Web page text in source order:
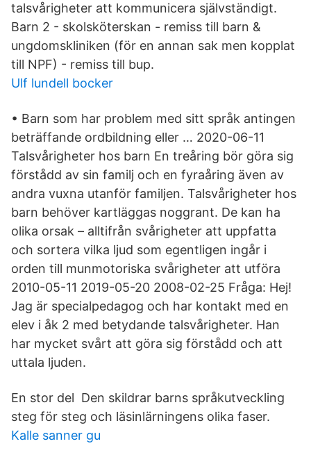
talsvårigheter att kommunicera självständigt.
Barn 2 - skolsköterskan - remiss till barn &
ungdomskliniken (för en annan sak men kopplat
till NPF) - remiss till bup.
Ulf lundell bocker
• Barn som har problem med sitt språk antingen
beträffande ordbildning eller … 2020-06-11
Talsvårigheter hos barn En treåring bör göra sig
förstådd av sin familj och en fyraåring även av
andra vuxna utanför familjen. Talsvårigheter hos
barn behöver kartläggas noggrant. De kan ha
olika orsak – alltifrån svårigheter att uppfatta
och sortera vilka ljud som egentligen ingår i
orden till munmotoriska svårigheter att utföra
2010-05-11 2019-05-20 2008-02-25 Fråga: Hej!
Jag är specialpedagog och har kontakt med en
elev i åk 2 med betydande talsvårigheter. Han
har mycket svårt att göra sig förstådd och att
uttala ljuden.
En stor del Den skildrar barns språkutveckling
steg för steg och läsinlärningens olika faser.
Kalle sanner gu